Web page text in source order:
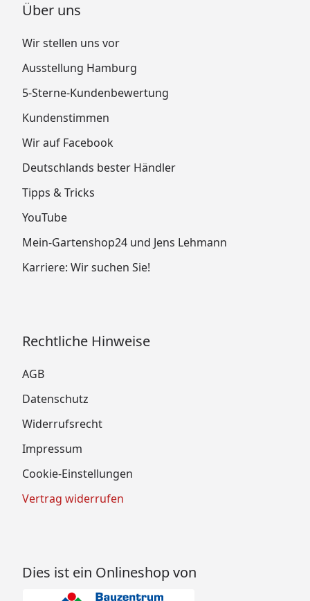
Über uns
Wir stellen uns vor
Ausstellung Hamburg
5-Sterne-Kundenbewertung
Kundenstimmen
Wir auf Facebook
Deutschlands bester Händler
Tipps & Tricks
YouTube
Mein-Gartenshop24 und Jens Lehmann
Karriere: Wir suchen Sie!
Rechtliche Hinweise
AGB
Datenschutz
Widerrufsrecht
Impressum
Cookie-Einstellungen
Vertrag widerrufen
Dies ist ein Onlineshop von